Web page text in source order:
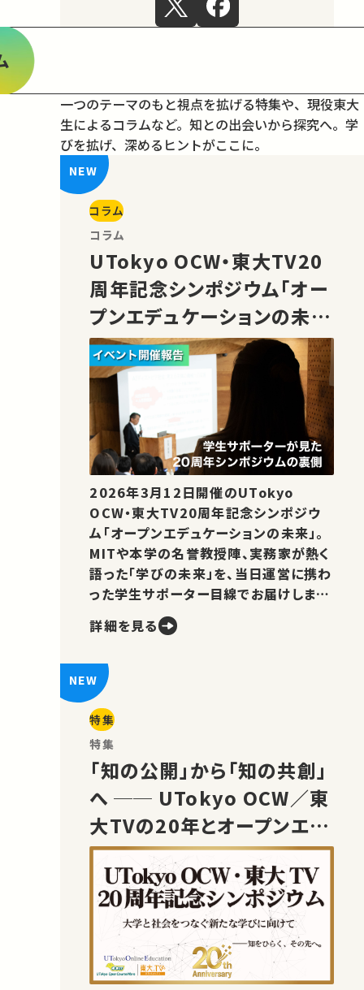
一つのテーマのもと視点を拡げる特集や、現役東大
生によるコラムなど。 知との出会いから探究へ。学
びを拡げ、深めるヒントがここに。
コラム
コラム
UTokyo OCW・東大TV20
周年記念シンポジウム「オー
プンエデュケーションの未
来」の様子をご紹介！
2026年3月12日開催のUTokyo
OCW・東大TV20周年記念シンポジウ
ム「オープンエデュケーションの未来」。
MITや本学の名誉教授陣、実務家が熱く
語った「学びの未来」を、当日運営に携わ
った学生サポーター目線でお届けしま
詳細を見る
特集
特集
「知の公開」から「知の共創」
へ ── UTokyo OCW／東
大TVの20年とオープンエデ
ュケーションの未来